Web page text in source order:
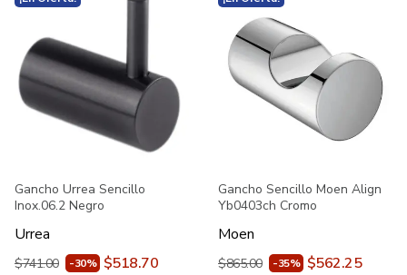
Gancho Urrea Sencillo
Inox.06.2 Negro
Urrea
$741.00 -30% $518.70
Gancho Sencillo Moen Align
Yb0403ch Cromo
Moen
$865.00 -35% $562.25